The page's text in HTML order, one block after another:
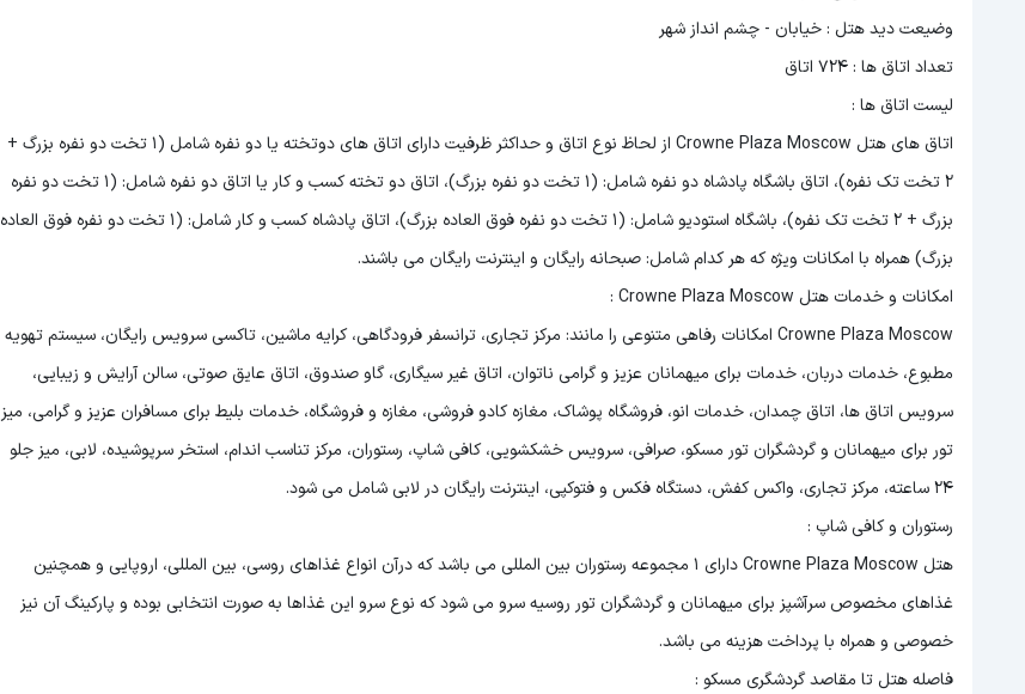
وضیعت دید هتل : خیابان - چشم انداز شهر
تعداد اتاق ها : 724 اتاق
لیست اتاق ها :
اتاق های هتل Crowne Plaza Moscow از لحاظ نوع اتاق و حداکثر ظرفیت دارای اتاق های دوتخته یا دو نفره شامل (1 تخت دو نفره بزرگ +
2 تخت تک نفره)، اتاق باشگاه پادشاه دو نفره شامل: (1 تخت دو نفره بزرگ)، اتاق دو تخته کسب و کار یا اتاق دو نفره شامل: (1 تخت دو نفره
بزرگ + 2 تخت تک نفره)، باشگاه استودیو شامل: (1 تخت دو نفره فوق العاده بزرگ)، اتاق پادشاه کسب و کار شامل: (1 تخت دو نفره فوق العاده
بزرگ) همراه با امکانات ویژه که هر کدام شامل: صبحانه رایگان و اینترنت رایگان می باشند.
امکانات و خدمات هتل Crowne Plaza Moscow :
Crowne Plaza Moscow امکانات رفاهی متنوعی را مانند: مرکز تجاری، ترانسفر فرودگاهی، کرایه ماشین، تاکسی سرویس رایگان، سیستم تهویه
مطبوع، خدمات دربان، خدمات برای میهمانان عزیز و گرامی ناتوان، اتاق غیر سیگاری، گاو صندوق، اتاق عایق صوتی، سالن آرایش و زیبایی،
سرویس اتاق ها، اتاق چمدان، خدمات انو، فروشگاه پوشاک، مغازه کادو فروشی، مغازه و فروشگاه، خدمات بلیط برای مسافران عزیز و گرامی، میز
تور برای میهمانان و گردشگران تور مسکو، صرافی، سرویس خشکشویی، کافی شاپ، رستوران، مرکز تناسب اندام، استخر سرپوشیده، لابی، میز جلو
24 ساعته، مرکز تجاری، واکس کفش، دستگاه فکس و فتوکپی، اینترنت رایگان در لابی شامل می شود.
رستوران و کافی شاپ :
هتل Crowne Plaza Moscow دارای 1 مجموعه رستوران بین المللی می باشد که درآن انواع غذاهای روسی، بین المللی، اروپایی و همچنین
غذاهای مخصوص سرآشپز برای میهمانان و گردشگران تور روسیه سرو می شود که نوع سرو این غذاها به صورت انتخابی بوده و پارکینگ آن نیز
خصوصی و همراه با پرداخت هزینه می باشد.
فاصله هتل تا مقاصد گردشگری مسکو :